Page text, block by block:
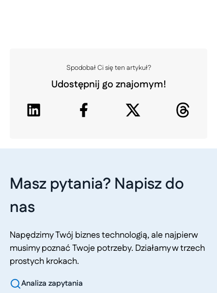
Spodobał Ci się ten artykuł?
Udostępnij go znajomym!
Masz pytania? Napisz do
nas
Napędzimy Twój biznes technologią, ale najpierw
musimy poznać Twoje potrzeby. Działamy w trzech
prostych krokach.
Analiza zapytania